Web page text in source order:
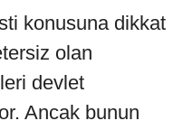
konusuna dikkat
olan
devlet
Ancak bunun